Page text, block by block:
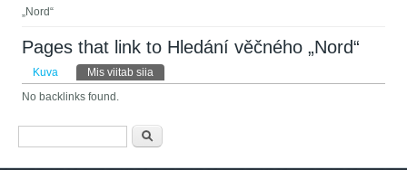
„Nord“
Pages that link to Hledání věčného „Nord“
Peasakid
Kuva Mis viitab siia
No backlinks found.